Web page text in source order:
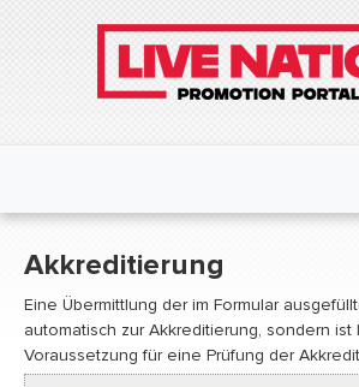
Akkreditierung
Eine Übermittlung der im Formular
automatisch zur Akkreditierung, sondern ist
Voraussetzung für eine Prüfung der